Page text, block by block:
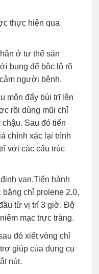
thực hiện qua
ở tư thế sản
bụng để bộc lộ rõ
người bệnh.
môn đẩy búi trĩ lên
rồi dùng mũi chỉ
Sau đó tiến
chính xác lại trình
với các cấu trúc
van.Tiến hành
bằng chỉ prolene 2.0,
từ vị trí 3 giờ. Độ
mạc trực tràng.
đó xiết vòng chỉ
giúp của dụng cụ
nút.